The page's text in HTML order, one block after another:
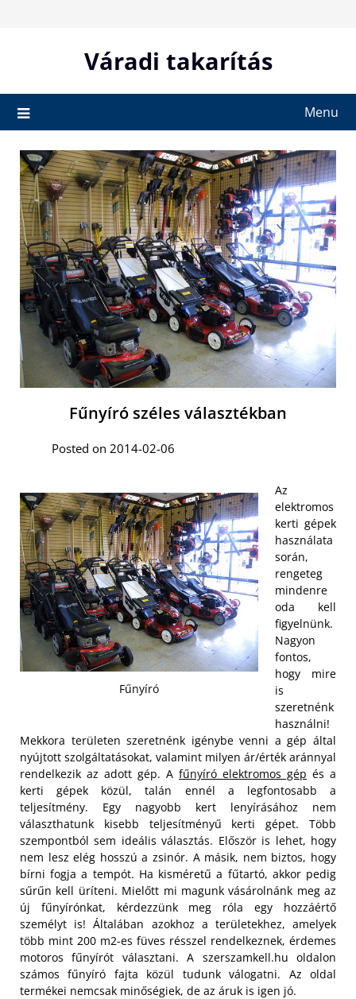
Váradi takarítás
Menu
Fűnyíró széles választékban
Posted on 2014-02-06
Fűnyíró
Az
elektromos
kerti gépek
használata
során,
rengeteg
mindenre
oda kell
figyelnünk.
Nagyon
fontos,
hogy mire
is
szeretnénk
használni!
Mekkora területen szeretnénk igénybe venni a gép által
nyújtott szolgáltatásokat, valamint milyen ár/érték aránnyal
rendelkezik az adott gép. A fűnyíró elektromos gép és a
kerti gépek közül, talán ennél a legfontosabb a
teljesítmény. Egy nagyobb kert lenyírásához nem
választhatunk kisebb teljesítményű kerti gépet. Több
szempontból sem ideális választás. Először is lehet, hogy
nem lesz elég hosszú a zsinór. A másik, nem biztos, hogy
bírni fogja a tempót. Ha kisméretű a fűtartó, akkor pedig
sűrűn kell üríteni. Mielőtt mi magunk vásárolnánk meg az
új fűnyírónkat, kérdezzünk meg róla egy hozzáértő
személyt is! Általában azokhoz a területekhez, amelyek
több mint 200 m2-es füves résszel rendelkeznek, érdemes
motoros fűnyírót választani. A szerszamkell.hu oldalon
számos fűnyíró fajta közül tudunk válogatni. Az oldal
termékei nemcsak minőségiek, de az áruk is igen jó.